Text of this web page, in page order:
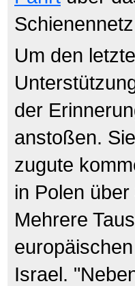
Um den
der
anstoßen.
zugute
in Polen
Mehrere
Israel.